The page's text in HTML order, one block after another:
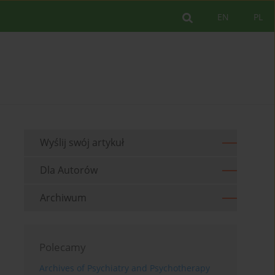
PL
EN
Wyślij swój artykuł
Dla Autorów
Archiwum
Polecamy
Archives of Psychiatry and Psychotherapy